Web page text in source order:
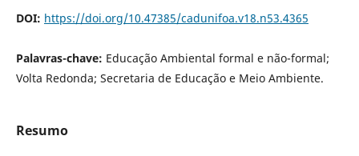
DOI: https://doi.org/10.47385/cadunifoa.v18.n53.4365
Palavras-chave: Educação Ambiental formal e não-formal;
Volta Redonda; Secretaria de Educação e Meio Ambiente.
Resumo